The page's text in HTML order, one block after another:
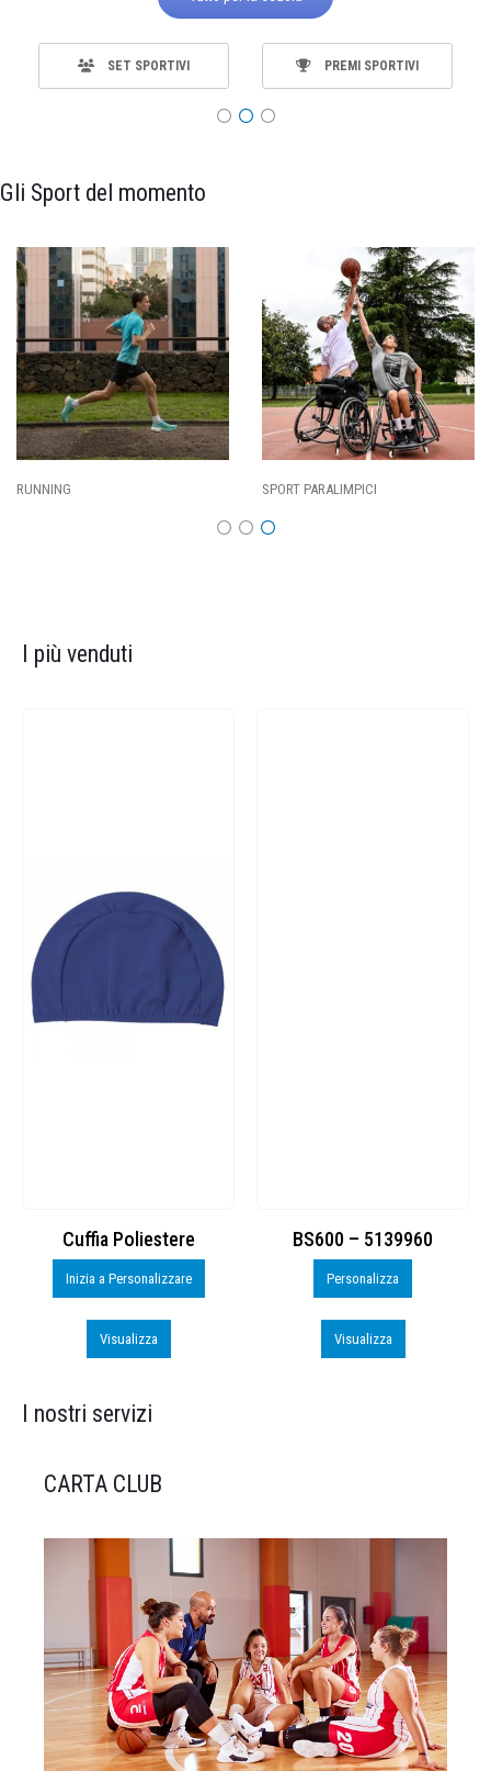
SET SPORTIVI PREMI SPORTIVI
Gli Sport del momento
SPORT PARALIMPICI CALCIO
I più venduti
Cuffia Poliestere
Inizia a Personalizzare
Visualizza
BS600 – 5139960
Personalizza
Visualizza
I nostri servizi
CARTA CLUB